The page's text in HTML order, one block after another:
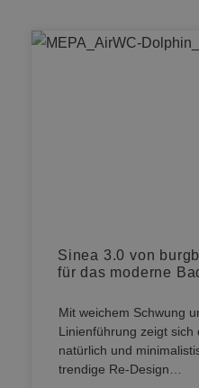
Sinea 3.0 von
für das moderne
Mit weichem Schwung
Linienführung zeigt sich
natürlich und
trendige Re-Design…